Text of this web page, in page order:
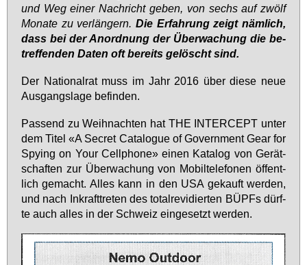
und Weg ei­ner Nach­richt ge­ben, von sechs auf zwölf
Mo­na­te zu ver­län­gern. Die Er­fah­rung zeigt näm­lich,
dass bei der An­ord­nung der Über­wa­chung die be­
tref­fen­den Da­ten oft be­reits ge­löscht sind.
Der Na­tio­nal­rat muss im Jahr 2016 über die­se neue
Aus­gangs­la­ge be­fin­den.
Pas­send zu Weih­nach­ten hat THE IN­TER­CEPT un­ter
dem Ti­tel «A Se­cret Ca­ta­lo­gue of Go­vern­ment Ge­ar for
Spy­ing on Your Cellp­ho­ne» ei­nen Ka­ta­log von Ge­rät­
schaf­ten zur Über­wa­chung von Mo­bil­te­le­fo­nen öf­fent­
lich ge­macht. Al­les kann in den USA ge­kauft wer­den,
und nach In­kraft­tre­ten des to­tal­r­e­vi­dier­ten BÜPFs dürf­
te auch al­les in der Schweiz ein­ge­setzt wer­den.